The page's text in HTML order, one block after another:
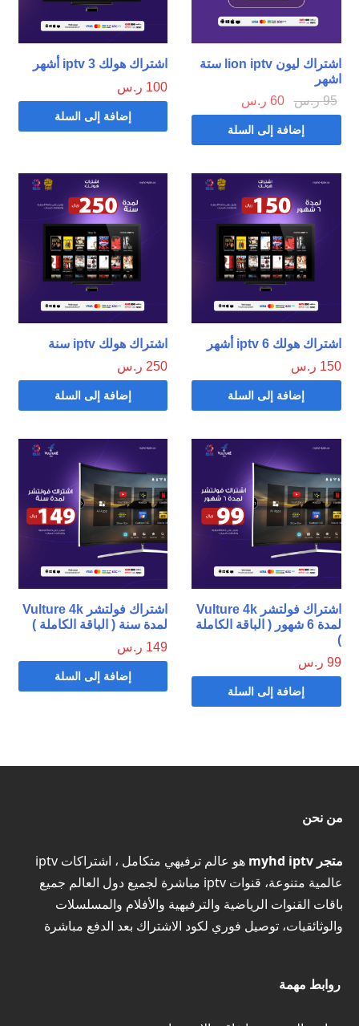
اشتراك ليون lion iptv ستة
اشهر
95 ر.س 60 ر.س
إضافة إلى السلة
اشتراك هولك iptv 3 أشهر
100 ر.س
إضافة إلى السلة
اشتراك هولك iptv 6 أشهر
150 ر.س
إضافة إلى السلة
اشتراك هولك iptv سنة
250 ر.س
إضافة إلى السلة
اشتراك فولتشر Vulture 4k
لمدة 6 شهور ( الباقة الكاملة
)
99 ر.س
إضافة إلى السلة
اشتراك فولتشر Vulture 4k
لمدة سنة ( الباقة الكاملة )
149 ر.س
إضافة إلى السلة
من نحن
متجر myhd iptv
هو عالم ترفيهي متكامل ، اشتراكات iptv
عالمية متنوعة، قنوات iptv مباشرة لجميع دول العالم جميع
باقات القنوات الرياضية والترفيهية والأفلام والمسلسلات
والوثائقيات، توصيل فوري لكود الاشتراك بعد الدفع مباشرة
روابط مهمة